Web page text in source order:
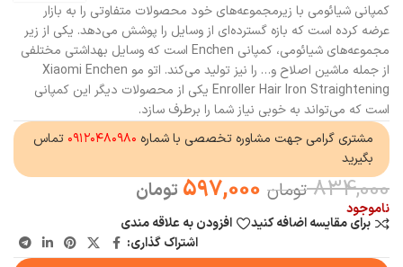
کمپانی شیائومی با زیرمجموعه‌های خود محصولات متفاوتی را به بازار
عرضه کرده است که بازه گسترده‌ای از وسایل را پوشش می‌دهد. یکی از زیر
مجموعه‌های شیائومی، کمپانی Enchen است که وسایل بهداشتی مختلفی
از جمله ماشین اصلاح و… را نیز تولید می‌کند. اتو مو Xiaomi Enchen
Enroller Hair Iron Straightening یکی از محصولات دیگر این کمپانی
است که می‌تواند به خوبی نیاز شما را برطرف سازد.
مشتری گرامی جهت مشاوره تخصصی با شماره ۰۹۱۲۰۴۸۰۹۸۰ تماس
بگیرید
834,000 تومان 597,000 تومان
ناموجود
برای مقایسه اضافه کنید
افزودن به علاقه مندی
اشتراک گذاری: